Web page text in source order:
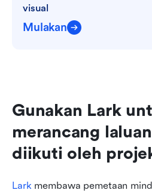
visual
Mulakan
Gunakan Lark
merancang
diikuti oleh
Lark membawa pemetaan